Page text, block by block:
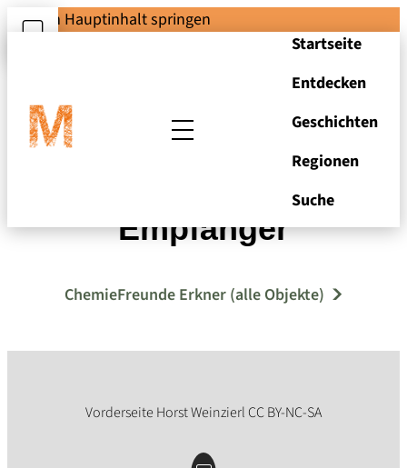
Zum Hauptinhalt springen
Startseite
Entdecken
Geschichten
Regionen
Suche
Werbegag TV-
Empfänger
ChemieFreunde Erkner (alle Objekte)